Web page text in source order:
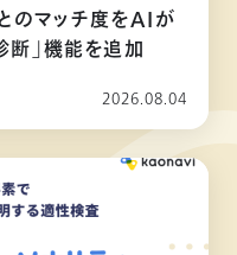
とのマッチ度をAIが
」機能を追加
2026.08.04